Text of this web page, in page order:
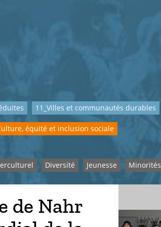
11_Villes et communautés durables
équité et inclusion sociale
Diversité Jeunesse Minorités
de Nahr